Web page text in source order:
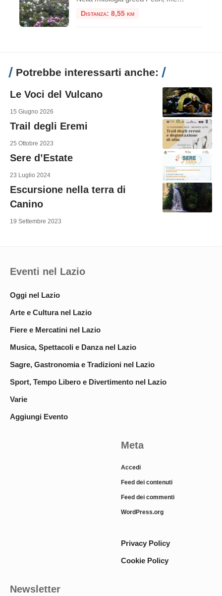
Distanza: 8,55 km
Potrebbe interessarti anche:
Le Voci del Vulcano
15 Giugno 2026
Trail degli Eremi
25 Ottobre 2023
Sere d’Estate
23 Luglio 2024
Escursione nella terra di
Canino
19 Settembre 2023
Eventi nel Lazio
Oggi nel Lazio
Arte e Cultura nel Lazio
Fiere e Mercatini nel Lazio
Musica, Spettacoli e Danza nel Lazio
Sagre, Gastronomia e Tradizioni nel Lazio
Sport, Tempo Libero e Divertimento nel Lazio
Varie
Aggiungi Evento
Meta
Accedi
Feed dei contenuti
Feed dei commenti
WordPress.org
Privacy Policy
Cookie Policy
Newsletter